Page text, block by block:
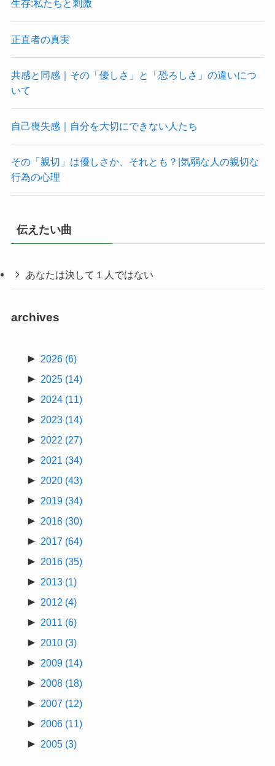
生存:私たちと刺激
正直者の真実
共感と同感｜その「優しさ」と「恐ろしさ」の違いにつ
いて
自己喪失感｜自分を大切にできない人たち
その「親切」は優しさか、それとも？|気弱な人の親切な
行為の心理
伝えたい曲
あなたは決して１人ではない
archives
► 2026 (6)
► 2025 (14)
► 2024 (11)
► 2023 (14)
► 2022 (27)
► 2021 (34)
► 2020 (43)
► 2019 (34)
► 2018 (30)
► 2017 (64)
► 2016 (35)
► 2013 (1)
► 2012 (4)
► 2011 (6)
► 2010 (3)
► 2009 (14)
► 2008 (18)
► 2007 (12)
► 2006 (11)
► 2005 (3)